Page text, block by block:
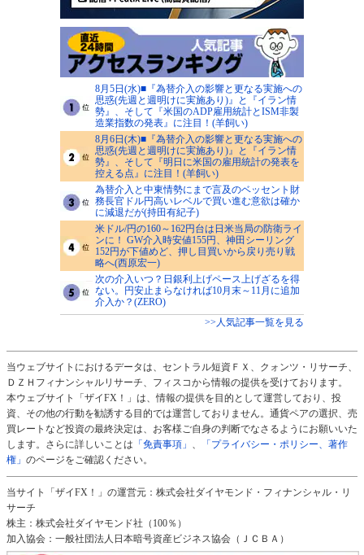
8月5日(水)■『為替介入の影響と更なる実施への
思惑(先週と週明けに実施あり)』と『イラン情
勢』、そして『米国のADP雇用統計とISM非製
造業指数の発表』に注目！(羊飼い)
8月6日(木)■『為替介入の影響と更なる実施への
思惑(先週と週明けに実施あり)』と『イラン情
勢』、そして『明日に米国の雇用統計の発表を
控える点』に注目！(羊飼い)
為替介入と中東情勢にまで言及のベッセント財
務長官ドル円高いレベルで買い進む意欲は確か
に減退だが(持田有紀子)
米ドル/円の160～162円台は日米当局の防衛ライ
ンに！ GW介入時安値155円、神田シーリング
152円が下値めど、押し目買いから戻り売り戦
略へ(西原宏一)
次の介入いつ？日銀利上げペース上げざるを得
ない。円安止まらなければ10月末～11月に追加
介入か？(ZERO)
>>人気記事一覧を見る
当ウェブサイトにおけるデータは、セントラル短資ＦＸ、クォンツ・リサーチ、
ＤＺＨフィナンシャルリサーチ、フィスコから情報の提供を受けております。
本ウェブサイト「ザイFX！」は、情報の提供を目的として運営しており、投
資、その他の行動を勧誘する目的では運営しておりません。通貨ペアの選択、売
買レートなど投資の最終決定は、お客様ご自身の判断でなさるようにお願いいた
します。さらに詳しいことは 「免責事項」 、
「プライバシー・ポリシー、著作
権」 のページをご確認ください。
当サイト「ザイFX！」の運営元：株式会社ダイヤモンド・フィナンシャル・リ
サーチ
株主：株式会社ダイヤモンド社（100％）
加入協会：一般社団法人日本暗号資産ビジネス協会（ＪＣＢＡ）